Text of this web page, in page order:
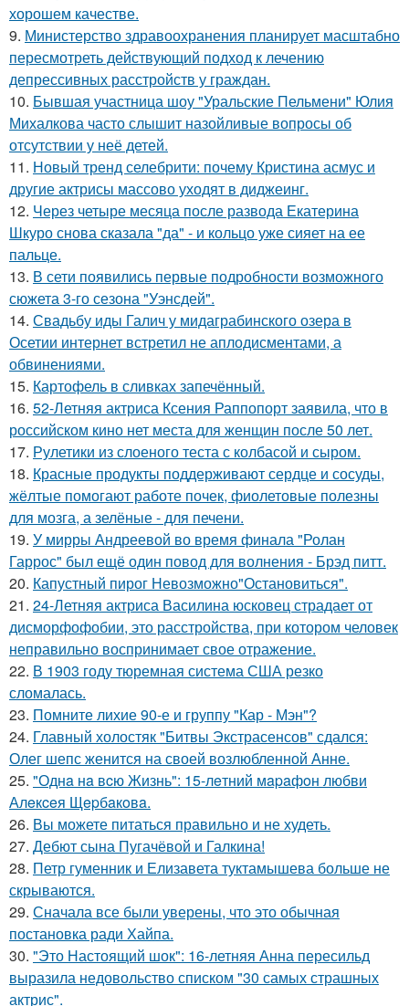
хорошем качестве.
9. Министерство здравоохранения планирует масштабно
пересмотреть действующий подход к лечению
депрессивных расстройств у граждан.
10. Бывшая участница шоу "Уральские Пельмени" Юлия
Михалкова часто слышит назойливые вопросы об
отсутствии у неё детей.
11. Новый тренд селебрити: почему Кристина асмус и
другие актрисы массово уходят в диджеинг.
12. Через четыре месяца после развода Екатерина
Шкуро снова сказала "да" - и кольцо уже сияет на ее
пальце.
13. В сети появились первые подробности возможного
сюжета 3-го сезона "Уэнсдей".
14. Свадьбу иды Галич у мидаграбинского озера в
Осетии интернет встретил не аплодисментами, а
обвинениями.
15. Картофель в сливках запечённый.
16. 52-Летняя актриса Ксения Раппопорт заявила, что в
российском кино нет места для женщин после 50 лет.
17. Рулетики из слоеного теста с колбасой и сыром.
18. Красные продукты поддерживают сердце и сосуды,
жёлтые помогают работе почек, фиолетовые полезны
для мозга, а зелёные - для печени.
19. У мирры Андреевой во время финала "Ролан
Гаррос" был ещё один повод для волнения - Брэд питт.
20. Капустный пирог Невозможно"Остановиться".
21. 24-Летняя актриса Василина юсковец страдает от
дисморфофобии, это расстройства, при котором человек
неправильно воспринимает свое отражение.
22. В 1903 году тюремная система США резко
сломалась.
23. Помните лихие 90-е и группу "Кар - Мэн"?
24. Главный холостяк "Битвы Экстрасенсов" сдался:
Олег шепс женится на своей возлюбленной Анне.
25. "Однa нa вcю Жизнь": 15-лeтний мapaфoн любви
Алeкceя Щepбaкoвa.
26. Вы можете питаться правильно и не худеть.
27. Дебют сына Пугачёвой и Галкина!
28. Петр гуменник и Елизавета туктамышева больше не
скрываются.
29. Сначала все были уверены, что это обычная
постановка ради Хайпа.
30. "Это Настоящий шок": 16-летняя Анна пересильд
выразила недовольство списком "30 самых страшных
актрис".